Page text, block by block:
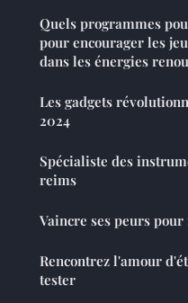
Quels programmes
pour encourager les
dans les énergies
Les gadgets
2024
Spécialiste des
reims
Vaincre ses peurs
Rencontrez l'amour
tester